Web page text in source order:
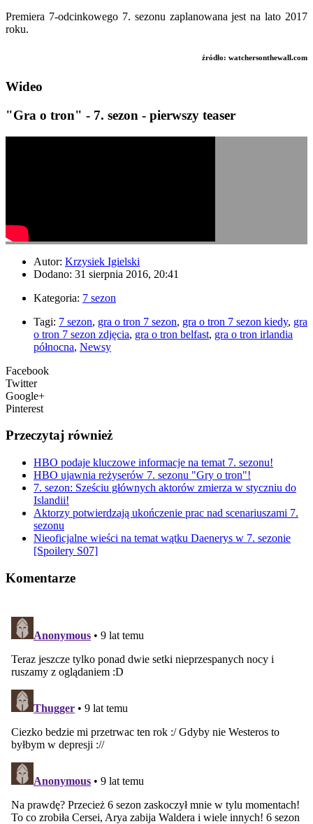
Premiera 7-odcinkowego 7. sezonu zaplanowana jest na lato 2017
roku.
źródło: watchersonthewall.com
Wideo
"Gra o tron" - 7. sezon - pierwszy teaser
Autor: Krzysiek Igielski
Dodano: 31 sierpnia 2016, 20:41
Kategoria: 7 sezon
Tagi: 7 sezon, gra o tron 7 sezon, gra o tron 7 sezon kiedy, gra
o tron 7 sezon zdjęcia, gra o tron belfast, gra o tron irlandia
północna, Newsy
Facebook
Twitter
Google+
Pinterest
Przeczytaj również
HBO podaje kluczowe informacje na temat 7. sezonu!
HBO ujawnia reżyserów 7. sezonu "Gry o tron"!
7. sezon: Sześciu głównych aktorów zmierza w styczniu do
Islandii!
Aktorzy potwierdzają ukończenie prac nad scenariuszami 7.
sezonu
Nieoficjalne wieści na temat wątku Daenerys w 7. sezonie
[Spoilery S07]
Komentarze